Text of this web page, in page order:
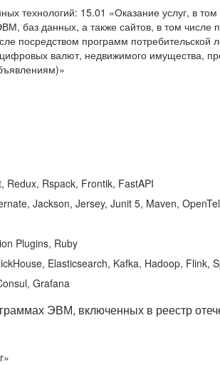
технологий: 15.01 «Оказание услуг, в
баз данных, а также сайтов, в том
посредством программ потребительской
валют, недвижимого имущества,
Redux, Rspack, Frontik, FastAPI
Jackson, Jersey, Junit 5, Maven,
Plugins, Ruby
Elasticsearch, Kafka, Hadoop, Flink,
Grafana
ЭВМ, включенных в реестр